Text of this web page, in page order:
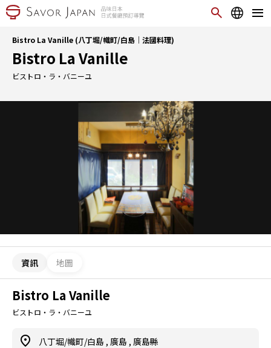
Bistro La Vanille (八丁堀/幟町/白島｜法國料理)
Bistro La Vanille
ビストロ・ラ・バニーユ
資訊 地圖
Bistro La Vanille
ビストロ・ラ・バニーユ
八丁堀/幟町/白島 , 廣島 , 廣島縣